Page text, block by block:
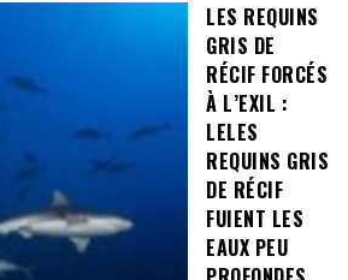
LES REQUINS
GRIS DE
RÉCIF FORCÉS
À L’EXIL :
LELES
REQUINS GRIS
DE RÉCIF
FUIENT LES
EAUX PEU